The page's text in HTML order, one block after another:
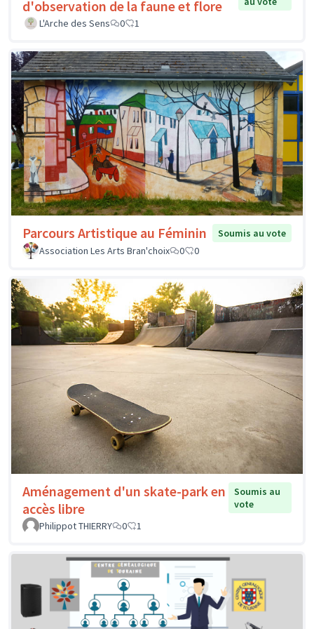
d'observation de la faune et flore
L'Arche des Sens
0 1
Parcours Artistique au Féminin
Soumis au vote
Association Les Arts Bran'choix
0 0
Aménagement d'un skate-park en
accès libre
Soumis au
vote
Philippot THIERRY
0 1